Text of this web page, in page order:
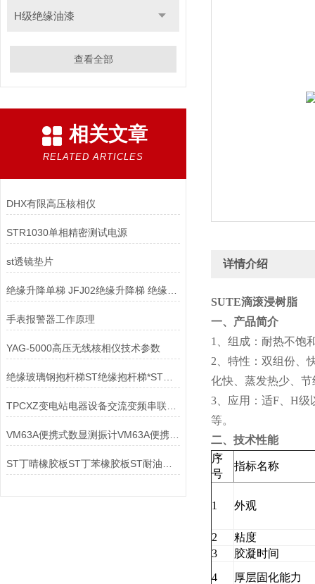
H级绝缘油漆
查看全部
相关文章
RELATED ARTICLES
DHX有限高压核相仪
STR1030单相精密测试电源
st透镜垫片
绝缘升降单梯 JFJ02绝缘升降梯 绝缘升降单梯
手表报警器工作原理
YAG-5000高压无线核相仪技术参数
绝缘玻璃钢抱杆梯ST绝缘抱杆梯*ST绝缘抱杆梯-ST
VM63A便携式数显测振计VM63A便携式数显测振计
详情介绍
SUTE滴滚浸树脂
一、产品简介
1、组成：耐热不饱
2、特性：双组份、
化快、蒸发热少、
3、应用：适F、H级
等。
二、技术性能
序
号
指标名称
1 外观
2
粘度
3
胶凝时间
4
厚层固化能力